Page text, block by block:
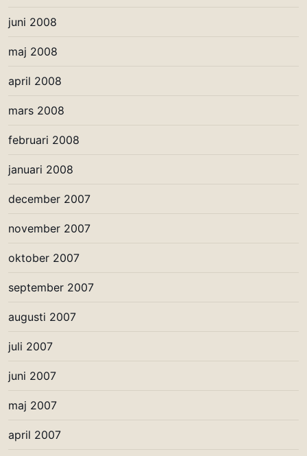
juni 2008
maj 2008
april 2008
mars 2008
februari 2008
januari 2008
december 2007
november 2007
oktober 2007
september 2007
augusti 2007
juli 2007
juni 2007
maj 2007
april 2007